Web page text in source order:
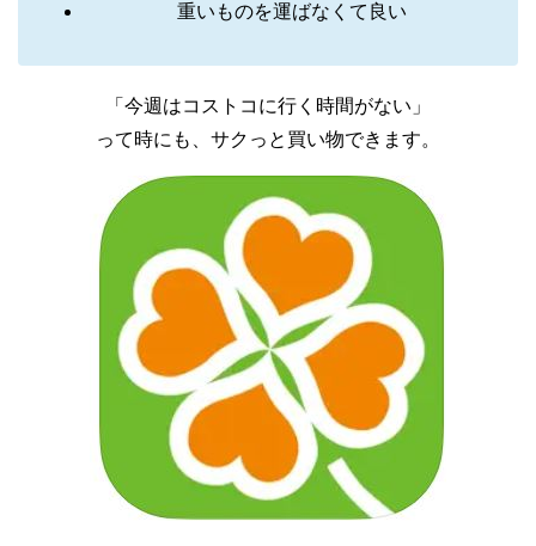
重いものを運ばなくて良い
「今週はコストコに行く時間がない」
って時にも、サクっと買い物できます。